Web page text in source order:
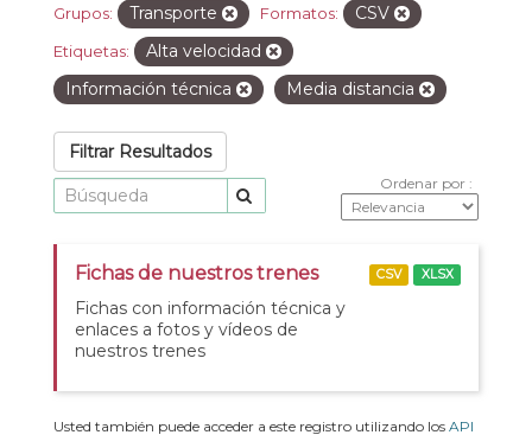
Grupos: Transporte Formatos: CSV
Etiquetas:
Alta velocidad
Información técnica
Media distancia
Filtrar Resultados
Ordenar por
Fichas de nuestros trenes
Fichas con información técnica y
enlaces a fotos y vídeos de
nuestros trenes
CSV XLSX
Usted también puede acceder a este registro utilizando los API